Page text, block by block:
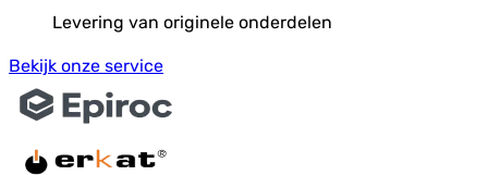
Levering van originele onderdelen
Bekijk onze service